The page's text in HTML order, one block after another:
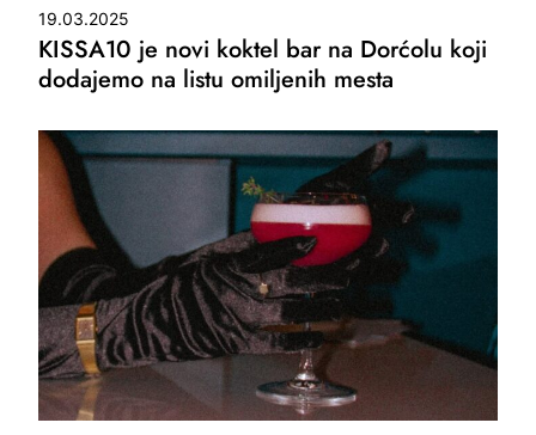
19.03.2025
KISSA10 je novi koktel bar na Dorćolu koji
dodajemo na listu omiljenih mesta